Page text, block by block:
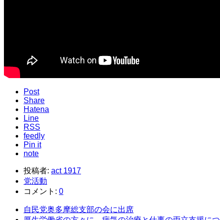
Post
Share
Hatena
Line
RSS
feedly
Pin it
note
投稿者: act 1917
党活動
コメント: 0
自民党奥多摩総支部の会に出席